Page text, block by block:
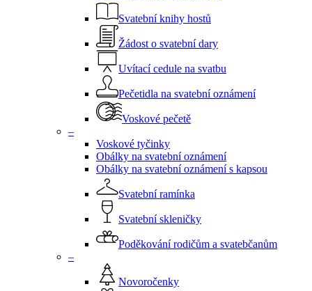
Svatební knihy hostů
Žádost o svatební dary
Uvítací cedule na svatbu
Pečetidla na svatební oznámení
Voskové pečetě
–
Voskové tyčinky
Obálky na svatební oznámení
Obálky na svatební oznámení s kapsou
Svatební ramínka
Svatební skleničky
Poděkování rodičům a svatebčanům
–
Novoročenky